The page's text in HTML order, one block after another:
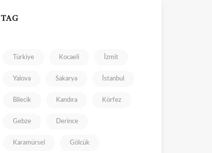
TAG
Türkiye Kocaeli İzmit
Yalova Sakarya İstanbul
Bilecik Kandıra Körfez
Gebze Derince
Karamürsel Gölcük